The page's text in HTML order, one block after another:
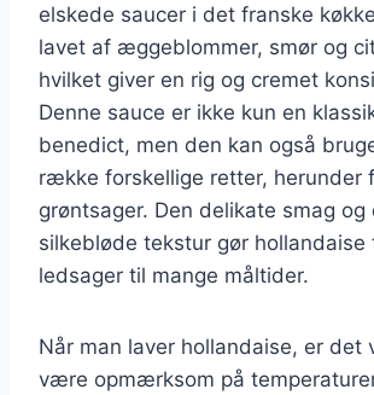
elskede saucer i det franske
lavet af æggeblommer, smør og
hvilket giver en rig og cremet
Denne sauce er ikke kun en
benedict, men den kan også
række forskellige retter, herunder
grøntsager. Den delikate smag og
silkebløde tekstur gør
ledsager til mange måltider.
Når man laver hollandaise, er det
være opmærksom på